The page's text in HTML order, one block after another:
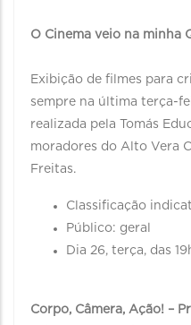
O Cinema veio na minha
Exibição de filmes para
sempre na última terça-
realizada pela Tomás
moradores do Alto Vera
Freitas.
Classificação
Público: geral
Dia 26, terça, das
Corpo, Câmera, Ação! –